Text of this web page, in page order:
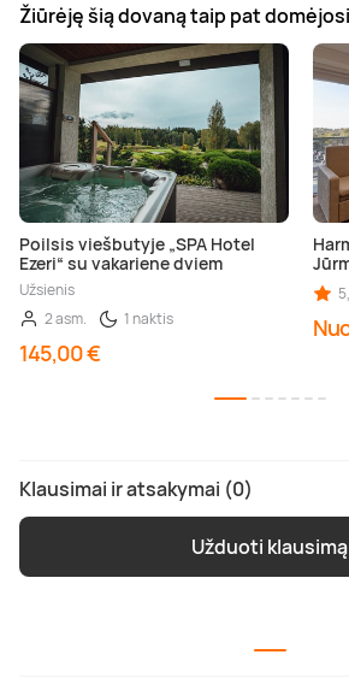
Žiūrėję šią dovaną taip pat domėjosi
Poilsis viešbutyje „SPA Hotel
Ezeri“ su vakariene dviem
Užsienis
2 asm.
1 naktis
145,00 €
Klausimai ir atsakymai (0)
Užduoti klausimą